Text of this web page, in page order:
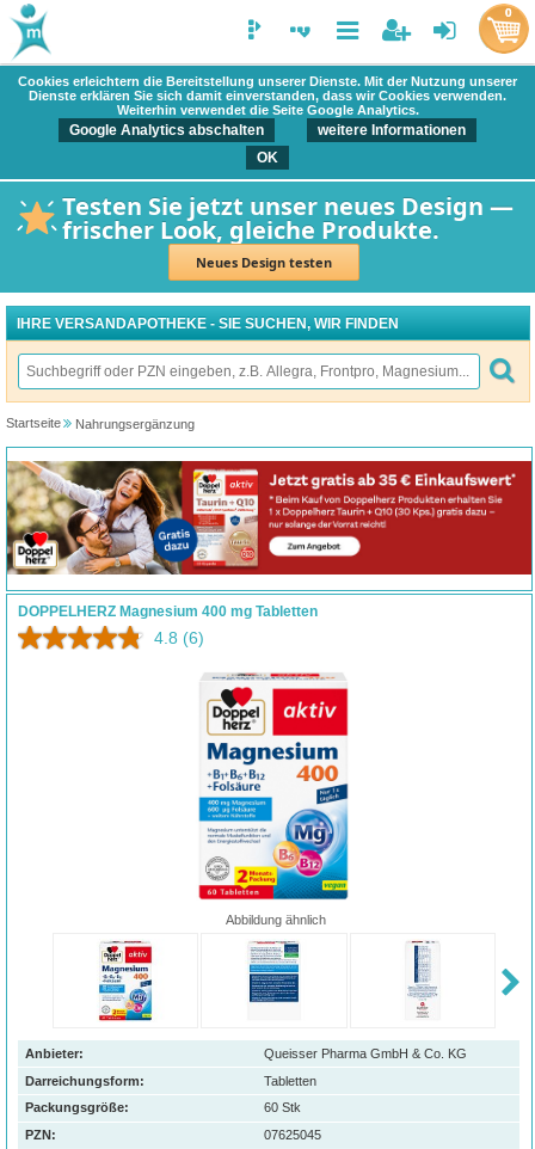
Cookies erleichtern die Bereitstellung unserer Dienste. Mit der Nutzung unserer
Dienste erklären Sie sich damit einverstanden, dass wir Cookies verwenden.
Weiterhin verwendet die Seite Google Analytics.
Google Analytics abschalten
weitere Informationen
OK
Testen Sie jetzt unser neues Design —
frischer Look, gleiche Produkte.
Neues Design testen
0
IHRE VERSANDAPOTHEKE - SIE SUCHEN, WIR FINDEN
Startseite Nahrungsergänzung
DOPPELHERZ Magnesium 400 mg Tabletten
4.8 (6)
Abbildung ähnlich
Anbieter:
Queisser Pharma GmbH & Co. KG
Darreichungsform:
Tabletten
Packungsgröße:
60 Stk
PZN:
07625045